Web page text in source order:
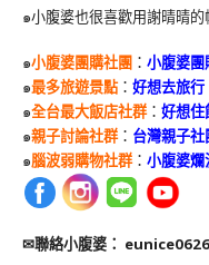
๑小腹婆也很喜歡用謝晴晴的
๑小腹婆團購社團 ： 小腹婆團
๑最多旅遊景點： 好想去旅行
๑全台最大飯店社群： 好想住
๑親子討論社群： 台灣親子社
๑腦波弱購物社群： 小腹婆爛
✉聯絡小腹婆：